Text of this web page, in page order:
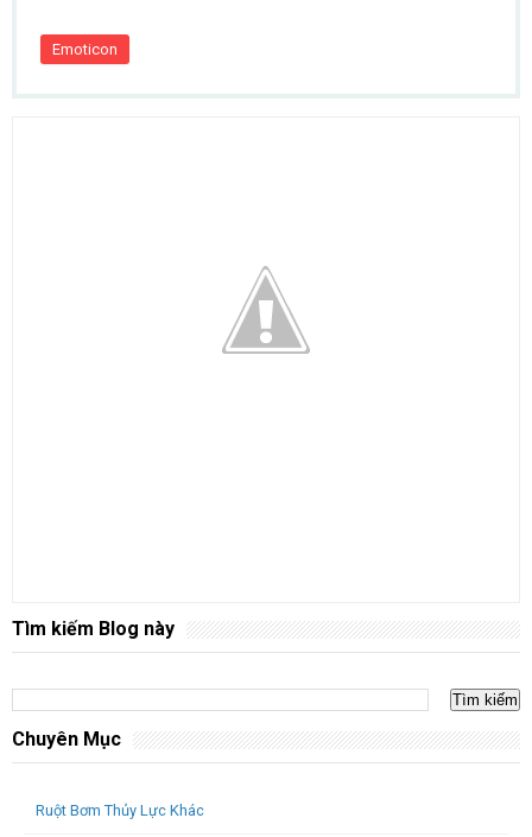
Emoticon
Tìm kiếm Blog này
Chuyên Mục
Ruột Bơm Thủy Lực Khác